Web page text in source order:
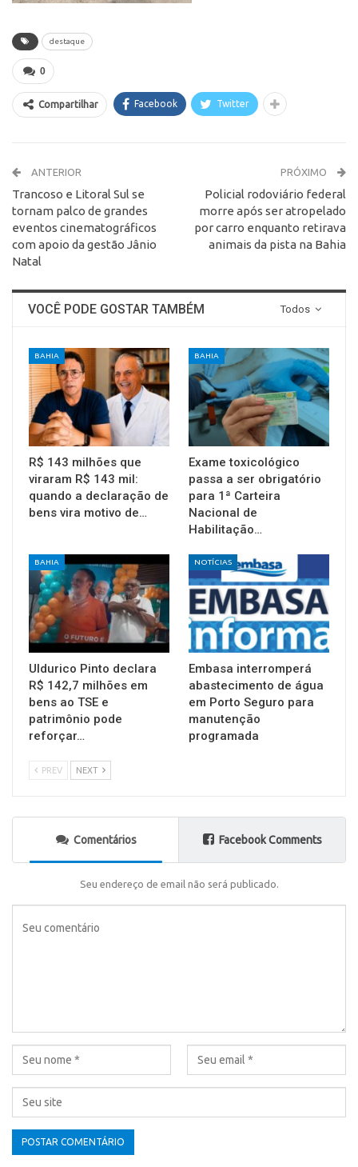
destaque
0
Compartilhar Facebook Twitter
ANTERIOR
Trancoso e Litoral Sul se
tornam palco de grandes
eventos cinematográficos
com apoio da gestão Jânio
Natal
PRÓXIMO
Policial rodoviário federal
morre após ser atropelado
por carro enquanto retirava
animais da pista na Bahia
Todos
VOCÊ PODE GOSTAR TAMBÉM
BAHIA
R$ 143 milhões que
viraram R$ 143 mil:
quando a declaração de
bens vira motivo de…
BAHIA
Exame toxicológico
passa a ser obrigatório
para 1ª Carteira
Nacional de
Habilitação…
BAHIA
Uldurico Pinto declara
R$ 142,7 milhões em
bens ao TSE e
patrimônio pode
reforçar…
NOTÍCIAS
Embasa interromperá
abastecimento de água
em Porto Seguro para
manutenção
programada
PREV NEXT
Comentários Facebook Comments
Seu endereço de email não será publicado.